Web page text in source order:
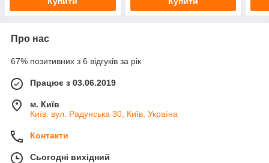
Про нас
67% позитивних з 6 відгуків за рік
Працює з 03.06.2019
м. Київ
Київ. вул. Радунська 30, Київ, Україна
Контакти
Сьогодні вихідний